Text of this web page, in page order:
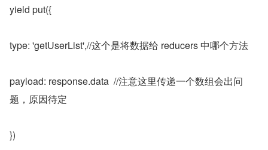
yield put({
type: 'getUserList',//这个是将数据给 reducers 中哪个方法
payload: response.data  //注意这里传递一个数组会出问
题，原因待定
})